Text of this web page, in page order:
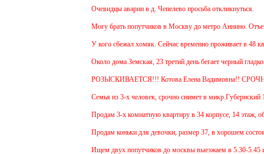
Очевидцы аварии в д. Чепелево просьба откликнуться.
Могу брать попутчиков в Москву до метро Аннино.
У кого сбежал хомяк. Сейчас временно проживает в 48
Около дома Земская, 23 третий день бегает черный
РОЗЫСКИВАЕТСЯ!!! Котова Елена Вадимовна!!
Семья из 3-х человек, срочно снимет в микр.Губернский 1
Продам 3-х комнатную квартиру в 34 корпусе, 14 этаж,
Продам коньки для девочки, размер 37, в хорошем
Ищем двух попутчиков до москвы выезжаем в 5.30-5.45 и